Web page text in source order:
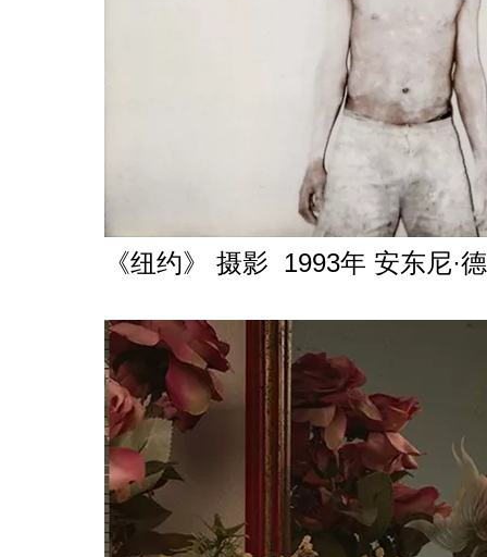
《纽约》 摄影 1993年 安东尼·